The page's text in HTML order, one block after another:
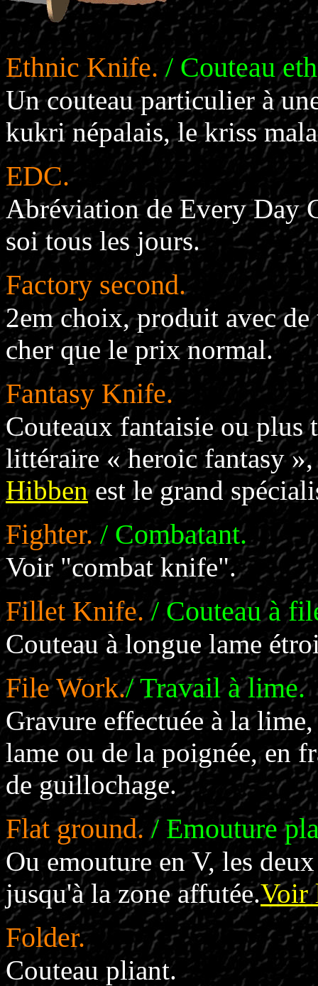
Ethnic Knife. / Couteau
Un couteau particulier à
kukri népalais, le kriss
EDC.
Abréviation de Every Day
soi tous les jours.
Factory second.
2em choix, produit avec
cher que le prix normal.
Fantasy Knife.
Couteaux fantaisie ou plus
littéraire « heroic fantasy
Hibbenest le grand
Fighter. / Combatant.
Voir "combat knife".
Fillet Knife. / Couteau à
Couteau à longue lame
File Work./ Travail à lime.
Gravure effectuée à la
lame ou de la poignée, en
de guillochage.
Flat ground. / Emouture
Ou emouture en V, les
jusqu'à la zone affutée.Voir
Folder.
Couteau pliant.